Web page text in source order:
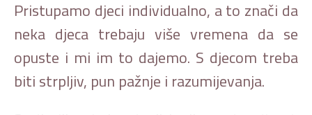
Pristupamo djeci individualno, a to znači da
neka djeca trebaju više vremena da se
opuste i mi im to dajemo. S djecom treba
biti strpljiv, pun pažnje i razumijevanja.